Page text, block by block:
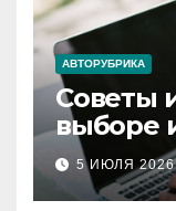
АВТОРУБРИКА
Советы
выборе
5 ИЮЛЯ